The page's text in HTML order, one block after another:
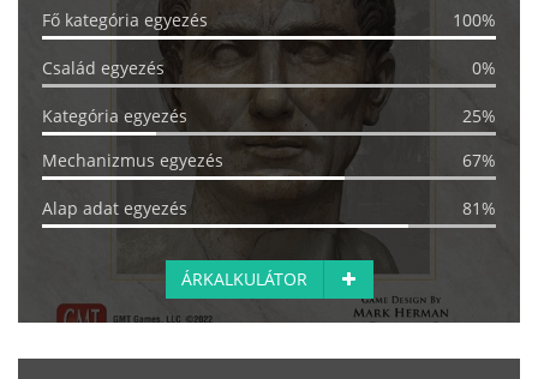
Fő kategória egyezés 100%
Család egyezés 0%
Kategória egyezés
25%
Mechanizmus egyezés
67%
Alap adat egyezés 81%
ÁRKALKULÁTOR